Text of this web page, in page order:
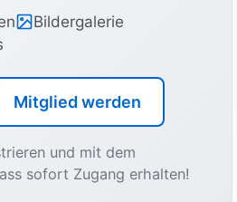
Bildergalerie
Mitglied werden
und mit dem
sofort Zugang erhalten!